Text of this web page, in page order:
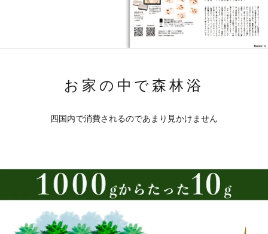
お家の中で森林浴
四国内で消費されるのであまり見かけません